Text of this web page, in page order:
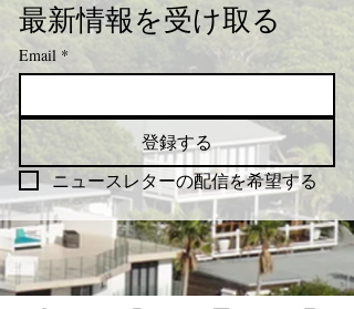
最新情報を受け取る
Email *
登録する
ニュースレターの配信を希望する